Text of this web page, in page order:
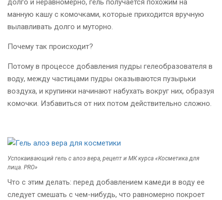
манную кашу с комочками, которые приходится вручную
вылавливать долго и муторно.
Почему так происходит?
Потому в процессе добавления пудры гелеобразователя в
воду, между частицами пудры оказываются пузырьки
воздуха, и крупинки начинают набухать вокруг них, образуя
комочки. Избавиться от них потом действительно сложно.
Успокаивающий гель с алоэ вера, рецепт и МК курса «Косметика для
лица. PRO»
Что с этим делать: перед добавлением камеди в воду ее
следует смешать с чем-нибудь, что равномерно покроет